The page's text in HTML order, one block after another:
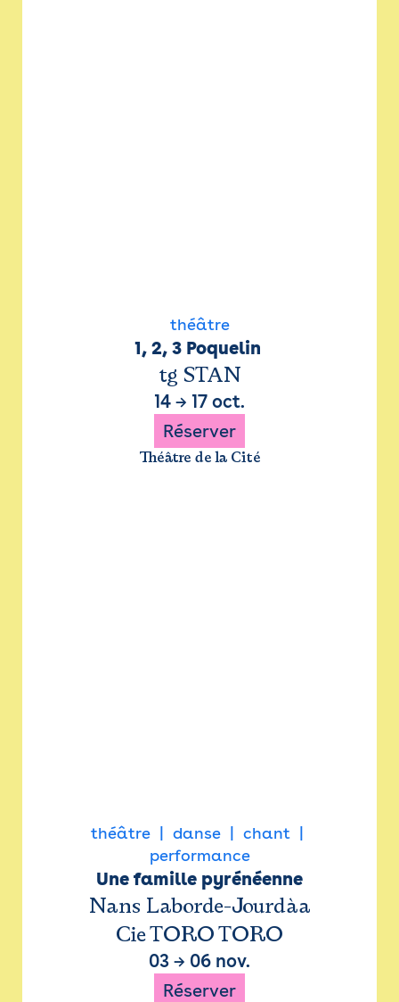
théâtre
1, 2, 3 Poquelin
tg STAN
14 → 17 oct.
Réserver
Théâtre de la Cité
théâtre danse
chant
performance
Une famille pyrénéenne
Nans Laborde-Jourdàa
Cie TORO TORO
03 → 06 nov.
Réserver